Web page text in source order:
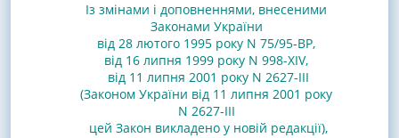
Із змінами і доповненнями, внесеними
Законами України
від 28 лютого 1995 року N 75/95-ВР,
від 16 липня 1999 року N 998-XIV,
від 11 липня 2001 року N 2627-III
(Законом України від 11 липня 2001 року
N 2627-III
цей Закон викладено у новій редакції),